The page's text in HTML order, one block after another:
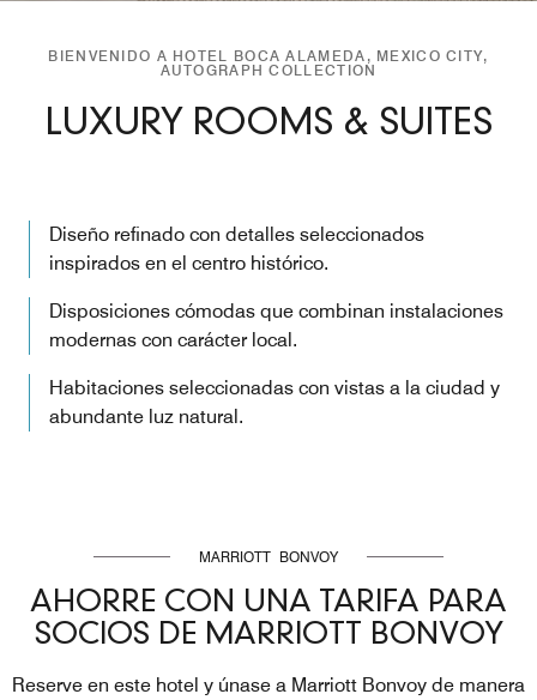
BIENVENIDO A HOTEL BOCA ALAMEDA, MEXICO CITY,
AUTOGRAPH COLLECTION
LUXURY ROOMS & SUITES
Diseño refinado con detalles seleccionados
inspirados en el centro histórico.
Disposiciones cómodas que combinan instalaciones
modernas con carácter local.
Habitaciones seleccionadas con vistas a la ciudad y
abundante luz natural.
MARRIOTT BONVOY
AHORRE CON UNA TARIFA PARA
SOCIOS DE MARRIOTT BONVOY
Reserve en este hotel y únase a Marriott Bonvoy de manera